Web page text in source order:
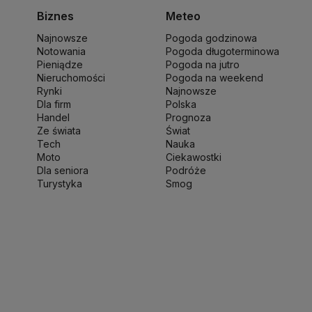
WałęsaLewica
Lotto
NarodowejMinisterstwo Rolnictwa
FinansówMinisterstwo Klimatu i Środowiska
Spraw ZagranicznychMoskwa
ZdrowiaNASA
Nord Stream 2
PentagonPiotr Gliński PKB PolskiPKO BP
Prezes NBP Adam Glapiński
Prezydent RP
Ryszard Petru
terytorialnySędziowie
PolskaSztuczna inteligencja
Biznes
Najnowsze
Notowania
Pieniądze
Nieruchomości
Rynki
Dla firm
Handel
Ze świata
Tech
Moto
Dla seniora
Turystyka
Meteo
Pogoda godzinowa
Pogoda długoterminowa
Pogoda na jutro
Pogoda na weekend
Najnowsze
Polska
Prognoza
Świat
Nauka
Ciekawostki
Podróże
Smog